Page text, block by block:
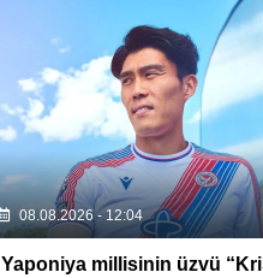
08.08.2026 - 12:04
Yaponiya millisinin üzvü